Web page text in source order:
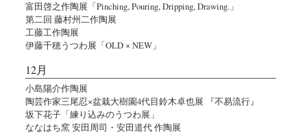
富田啓之作陶展「Pinching, Pouring, Dripping, Drawing.」
第二回 藤村州二作陶展
工藤工作陶展
伊藤千穂うつわ展「OLD × NEW」
12月
小島陽介作陶展
陶芸作家三尾忍×盆栽大樹園4代目鈴木卓也展 『不易流行』
坂下花子「練り込みのうつわ展」
ななはち窯 安田周司・安田道代 作陶展